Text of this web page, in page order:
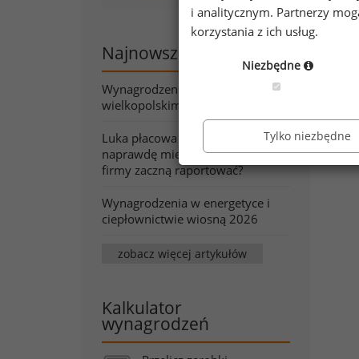
Najnowsze artykuły
Wynagrodzenia w województwie
wielkopolskim wiosną 2026
Luka płacowa pod lupą. Co
naprawdę mierzy wskaźnik, który
firmy zaczną raportować?
Wynagrodzenia w energetyce i
ciepłownictwie wiosną 2026
zobacz więcej artykułów
Kalkulator
wynagrodzeń
i analitycznym. Partnerzy
korzystania z ich usług.
Niezbędne
Tylko niezbędne